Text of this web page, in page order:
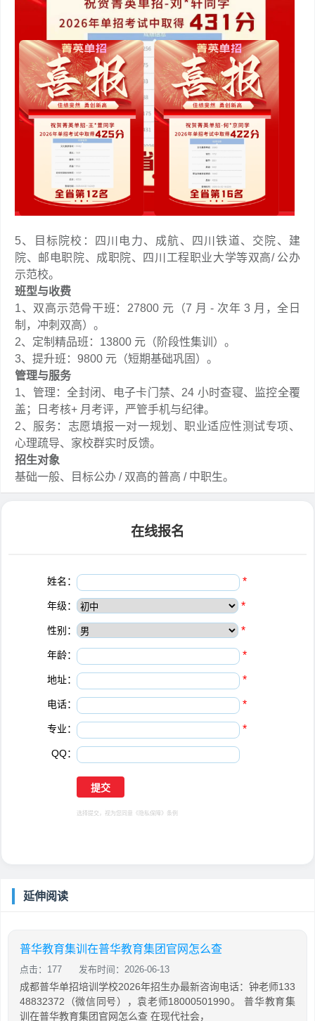
5、目标院校：四川电力、成航、四川铁道、交院、建
院、邮电职院、成职院、四川工程职业大学等双高/ 公办
示范校。
班型与收费
1、双高示范骨干班：27800 元（7 月 - 次年 3 月，全日
制，冲刺双高）。
2、定制精品班：13800 元（阶段性集训）。
3、提升班：9800 元（短期基础巩固）。
管理与服务
1、管理：全封闭、电子卡门禁、24 小时查寝、监控全覆
盖；日考核+ 月考评，严管手机与纪律。
2、服务：志愿填报一对一规划、职业适应性测试专项、
心理疏导、家校群实时反馈。
招生对象
基础一般、目标公办 / 双高的普高 / 中职生。
在线报名
姓名： *
年级： *
性别： *
年龄： *
地址： *
电话： *
专业： *
QQ：
选择提交，视为您同意 《隐私保障》 条例
延伸阅读
普华教育集训在普华教育集团官网怎么查
点击：177 发布时间：2026-06-13
成都普华单招培训学校2026年招生办最新咨询电话：钟老师133
48832372（微信同号），袁老师18000501990。 普华教育集
训在普华教育集团官网怎么查 在现代社会，